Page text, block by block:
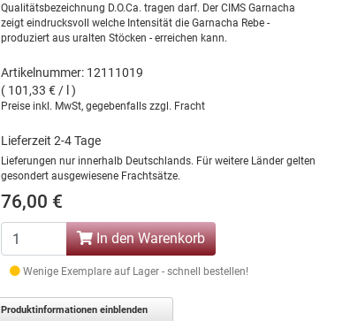
Qualitätsbezeichnung D.O.Ca. tragen darf. Der CIMS Garnacha
zeigt eindrucksvoll welche Intensität die Garnacha Rebe -
produziert aus uralten Stöcken - erreichen kann.
Artikelnummer: 12111019
( 101,33 € / l )
Preise inkl. MwSt, gegebenfalls zzgl. Fracht
Lieferzeit 2-4 Tage
Lieferungen nur innerhalb Deutschlands. Für weitere Länder gelten
gesondert ausgewiesene Frachtsätze.
76,00 €
In den Warenkorb
Wenige Exemplare auf Lager - schnell bestellen!
Produktinformationen einblenden